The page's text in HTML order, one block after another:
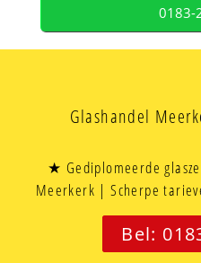
0183-
Glashandel
★ Gediplomeerde
Meerkerk | Scherpe
Bel: